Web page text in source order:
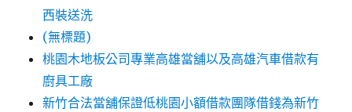
西裝送洗
(無標題)
桃園木地板公司專業高雄當舖以及高雄汽車借款有
廚具工廠
新竹合法當舖保證低桃園小額借款團隊借錢為新竹